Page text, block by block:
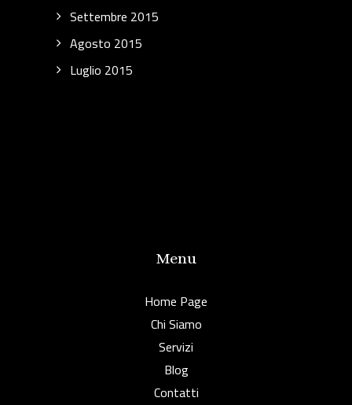
Settembre 2015
Agosto 2015
Luglio 2015
Menu
Home Page
Chi Siamo
Servizi
Blog
Contatti